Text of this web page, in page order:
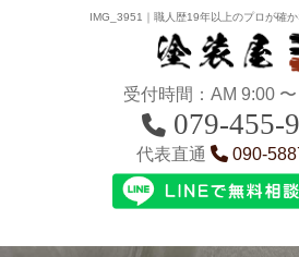
IMG_3951｜職人歴19年以上のプロが確
受付時間：AM 9:00
079-455-
代表直通 090-